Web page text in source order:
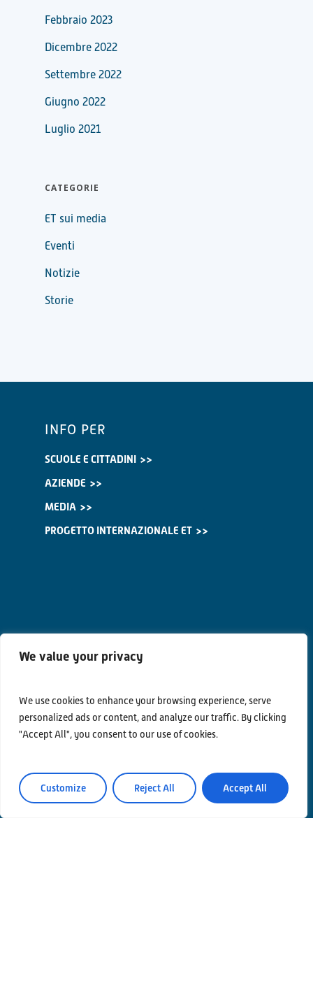
We value your privacy
We use cookies to enhance your browsing experience, serve
personalized ads or content, and analyze our traffic. By clicking
"Accept All", you consent to our use of cookies.
Customize Reject All Accept All
Febbraio 2023
Dicembre 2022
Settembre 2022
Giugno 2022
Luglio 2021
CATEGORIE
ET sui media
Eventi
Notizie
Storie
INFO PER
SCUOLE E CITTADINI
AZIENDE
MEDIA
PROGETTO INTERNAZIONALE ET
Contatti
Privacy Policy